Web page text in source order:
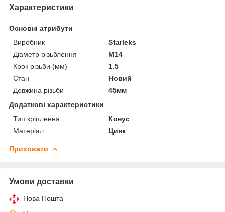
Характеристики
Основні атрибути
Виробник
Starleks
Діаметр різьблення
M14
Крок різьби (мм)
1.5
Стан
Новий
Довжина різьби
45мм
Додаткові характеристики
Тип кріплення
Конус
Матеріал
Цинк
Приховати
Умови доставки
Нова Пошта